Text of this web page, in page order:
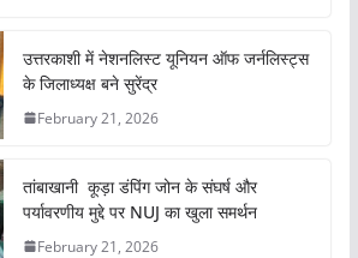
s
A
p
e
उत्तरकाशी में नेशनलिस्ट यूनियन ऑफ जर्नलिस्ट्स
के जिलाध्यक्ष बने सुरेंद्र
February 21, 2026
तांबाखानी कूड़ा डंपिंग जोन के संघर्ष और
पर्यावरणीय मुद्दे पर NUJ का खुला समर्थन
February 21, 2026